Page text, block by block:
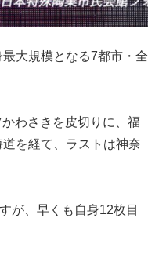
最大規模となる7都市・全
わさきを皮切りに、福
を経て、ラストは神奈
が、早くも自身12枚目